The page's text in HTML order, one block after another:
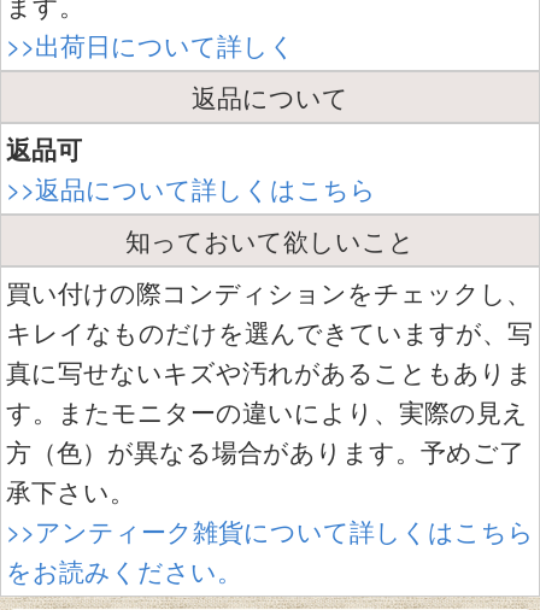
>>出荷日について詳しく
返品について
返品可
>>返品について詳しくはこちら
知っておいて欲しいこと
買い付けの際コンディションをチェックし、
キレイなものだけを選んできていますが、写
真に写せないキズや汚れがあることもありま
す。またモニターの違いにより、実際の見え
方（色）が異なる場合があります。予めご了
承下さい。
>>アンティーク雑貨について詳しくはこちら
をお読みください。